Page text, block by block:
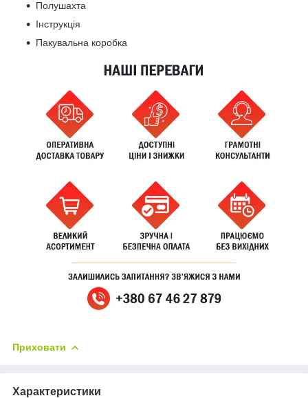
Полушахта
Інструкція
Пакувальна коробка
Приховати
Характеристики